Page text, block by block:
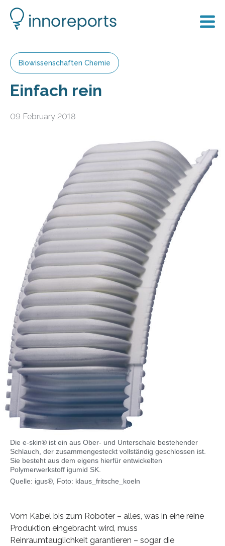
Biowissenschaften Chemie
Einfach rein
09 February 2018
Die e-skin® ist ein aus Ober- und Unterschale bestehender
Schlauch, der zusammengesteckt vollständig geschlossen ist.
Sie besteht aus dem eigens hierfür entwickelten
Polymerwerkstoff igumid SK.
Quelle: igus®, Foto: klaus_fritsche_koeln
Vom Kabel bis zum Roboter – alles, was in eine reine
Produktion eingebracht wird, muss
Reinraumtauglichkeit garantieren – sogar die